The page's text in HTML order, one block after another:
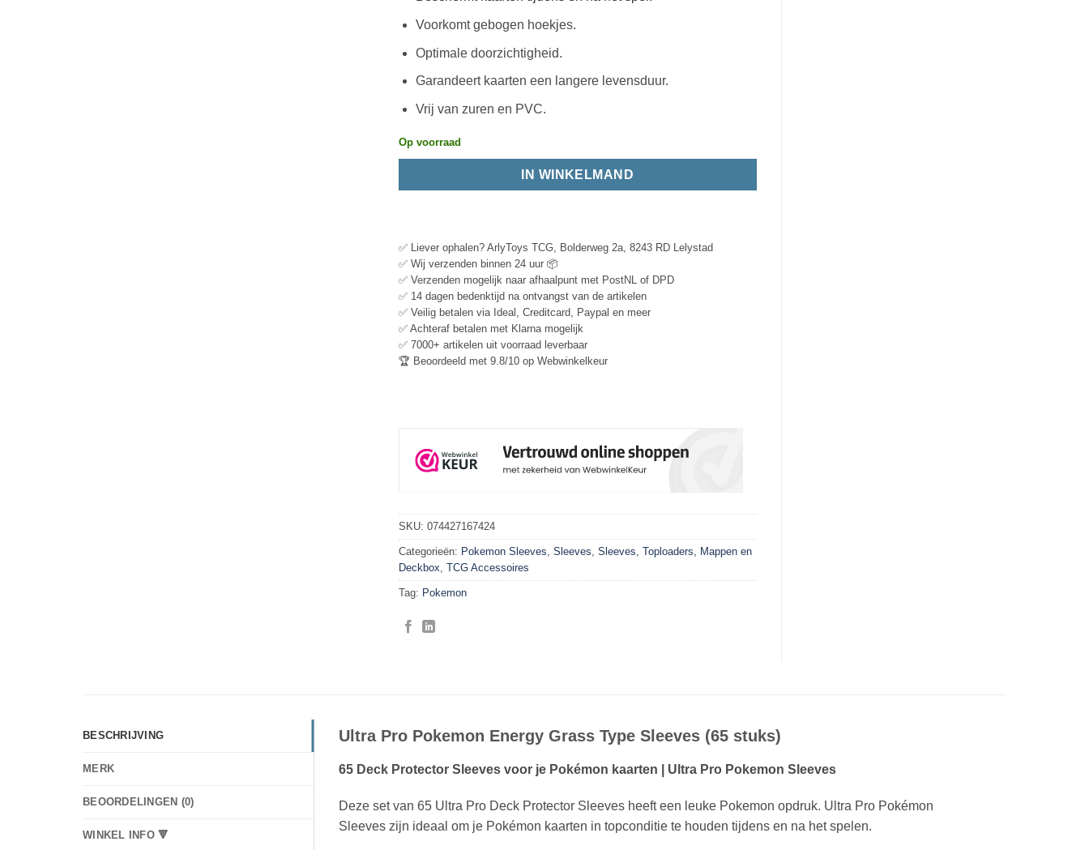
Voorkomt gebogen hoekjes.
Optimale doorzichtigheid.
Garandeert kaarten een langere levensduur.
Vrij van zuren en PVC.
Op voorraad
IN WINKELMAND
✅ Liever ophalen? ArlyToys TCG, Bolderweg 2a, 8243 RD Lelystad
✅ Wij verzenden binnen 24 uur 📦
✅ Verzenden mogelijk naar afhaalpunt met PostNL of DPD
✅ 14 dagen bedenktijd na ontvangst van de artikelen
✅ Veilig betalen via Ideal, Creditcard, Paypal en meer
✅ Achteraf betalen met Klarna mogelijk
✅ 7000+ artikelen uit voorraad leverbaar
🏆 Beoordeeld met 9.8/10 op Webwinkelkeur
SKU: 074427167424
Categorieën: Pokemon Sleeves, Sleeves, Sleeves, Toploaders, Mappen en
Deckbox, TCG Accessoires
Tag: Pokemon
BESCHRIJVING
MERK
BEOORDELINGEN (0)
WINKEL INFO 🔻
Ultra Pro Pokemon Energy Grass Type Sleeves (65 stuks)
65 Deck Protector Sleeves voor je Pokémon kaarten | Ultra Pro Pokemon Sleeves
Deze set van 65 Ultra Pro Deck Protector Sleeves heeft een leuke Pokemon opdruk. Ultra Pro Pokémon
Sleeves zijn ideaal om je Pokémon kaarten in topconditie te houden tijdens en na het spelen.